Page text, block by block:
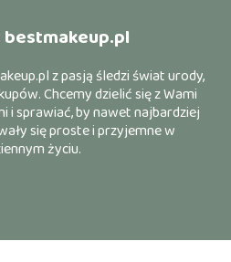
bestmakeup.pl
z pasją śledzi świat urody,
Chcemy dzielić się z Wami
i sprawiać, by nawet najbardziej
się proste i przyjemne w
życiu.